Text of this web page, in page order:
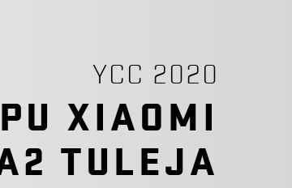
YCC 2020
XIAOMI
TULEJA